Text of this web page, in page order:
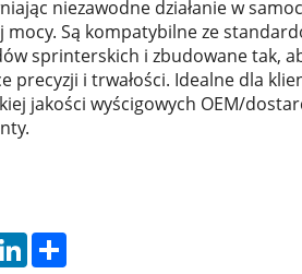
niezawodne działanie w
Są kompatybilne ze
sprinterskich i zbudowane tak,
precyzji i trwałości. Idealne dla
jakości wyścigowych OEM/
LinkedIn